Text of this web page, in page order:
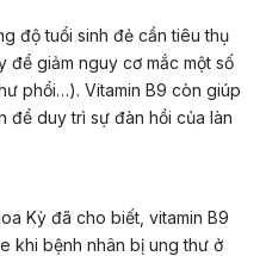
độ tuổi sinh đẻ cần tiêu thụ
giảm nguy cơ mắc một số
phổi…). Vitamin B9 còn giúp
để duy trì sự đàn hồi của làn
Kỳ đã cho biết, vitamin B9
khi bệnh nhân bị ung thư ở